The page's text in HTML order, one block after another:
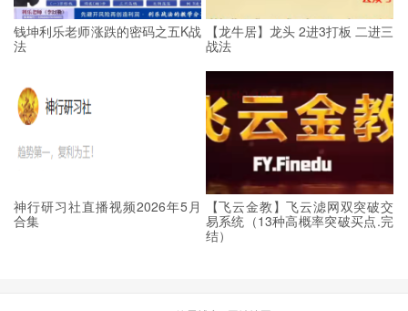
钱坤利乐老师涨跌的密码之五K战
法
【龙牛居】龙头 2进3打板 二进三
战法
神行研习社直播视频2026年5月
合集
【飞云金教】飞云滤网双突破交
易系统（13种高概率突破买点.完
结）